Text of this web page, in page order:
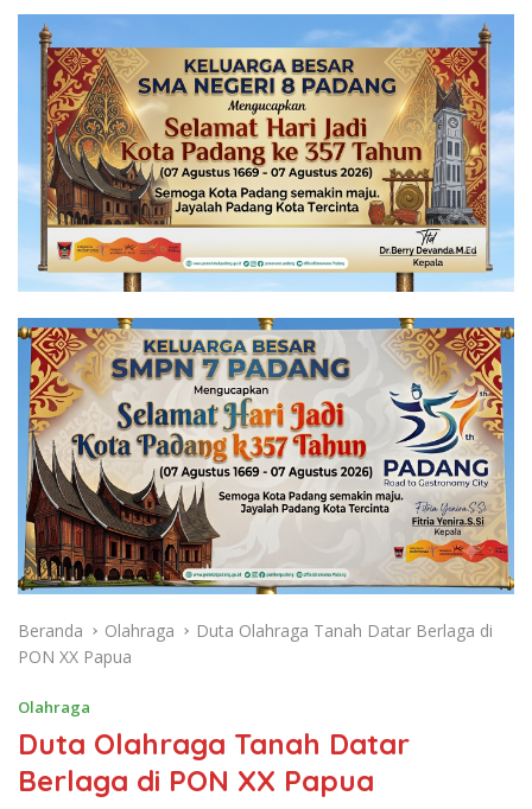
Beranda Olahraga
Duta Olahraga Tanah Datar Berlaga di
PON XX Papua
Olahraga
Duta Olahraga Tanah Datar
Berlaga di PON XX Papua